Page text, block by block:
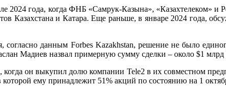
2024 года, когда ФНБ «Самрук-Казына», «Казахтелеком» и
Казахстана и Катара. Еще раньше, в январе 2024 года,
согласно данным Forbes Kazakhstan, решение не было
Мадиев назвал примерную сумму сделки – около $1 млрд
он выкупил долю компании Tele2 в их совместном
ему принадлежит 51% акций по состоянию на 1